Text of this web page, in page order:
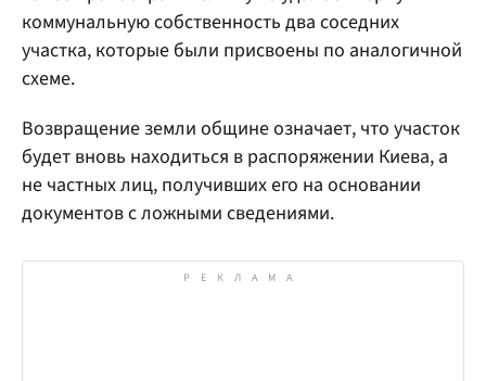
коммунальную собственность два соседних
участка, которые были присвоены по аналогичной
схеме.
Возвращение земли общине означает, что участок
будет вновь находиться в распоряжении Киева, а
не частных лиц, получивших его на основании
документов с ложными сведениями.